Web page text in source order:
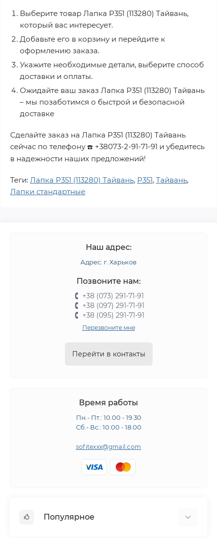
Выберите товар Лапка P351 (113280) Тайвань,
который вас интересует.
Добавьте его в корзину и перейдите к
оформлению заказа.
Укажите необходимые детали, выберите способ
доставки и оплаты.
Ожидайте ваш заказ Лапка P351 (113280) Тайвань
– мы позаботимся о быстрой и безопасной
доставке
Сделайте заказ на Лапка P351 (113280) Тайвань
сейчас по телефону ☎️ +38073-2-91-71-91 и убедитесь
в надежности наших предложений!
Теги: Лапка P351 (113280) Тайвань, P351, Тайвань,
Лапки стандартные
Наш адрес:
Адрес: г. Харьков
Позвоните нам:
+38 (073) 291-71-91
+38 (097) 291-71-91
+38 (095) 291-71-91
Перезвоните мне
Перейти в контакты
Время работы
Пн.- Пт.: 10.00 - 19.30
Сб.- Вс.: 10.00 - 18.00
sofitexxx@gmail.com
Популярное